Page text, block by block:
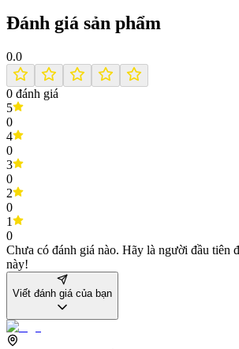
Đánh giá sản phẩm
0.0
0 đánh giá
5
0
4
0
3
0
2
0
1
0
Chưa có đánh giá nào. Hãy là người đầu tiên
này!
Viết đánh giá của bạn